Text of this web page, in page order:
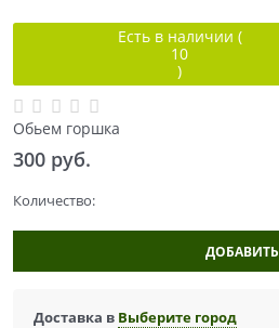
Есть в наличии (
10
)
Обьем горшка
300 руб.
Количество:
ДОБАВИТЬ
Доставка в Выберите город